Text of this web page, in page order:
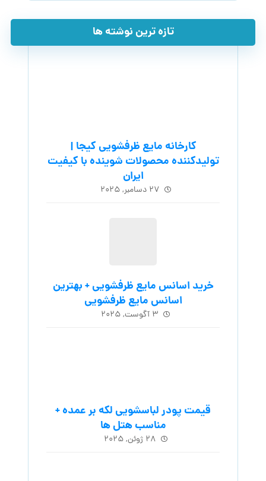
تازه ترین نوشته ها
کارخانه مایع ظرفشویی کیجا |
تولیدکننده محصولات شوینده با کیفیت
ایران
۲۷ دسامبر, ۲۰۲۵
خرید اسانس مایع ظرفشویی + بهترین
اسانس مایع ظرفشویی
۳ آگوست, ۲۰۲۵
قیمت پودر لباسشویی لکه بر عمده +
مناسب هتل ها
۲۸ ژوئن, ۲۰۲۵